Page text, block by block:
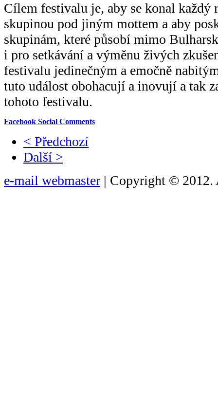
Cílem festivalu je, aby se konal
skupinou pod jiným mottem a aby
skupinám, které působí mimo
i pro setkávání a výměnu živých
festivalu jedinečným a emočně
tuto událost obohacují a inovují a tak
tohoto festivalu.
Facebook Social Comments
< Předchozí
Další >
e-mail webmaster | Copyright © 2012.